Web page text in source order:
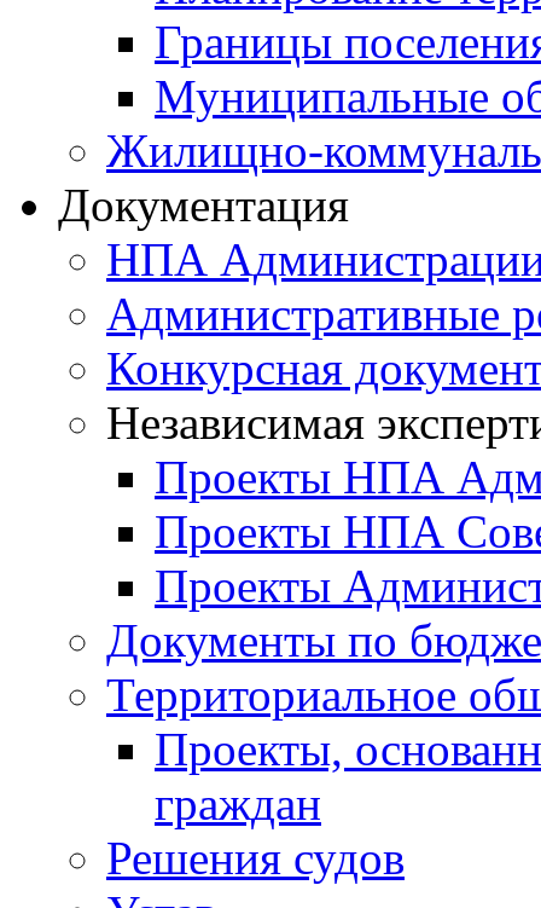
Границы
Муниципальные
Жилищно-
Документация
НПА
Административные
Конкурсная
Независимая
Проекты НПА
Проекты НПА
Проекты
Документы по
Территориальное
Проекты,
граждан
Решения судов